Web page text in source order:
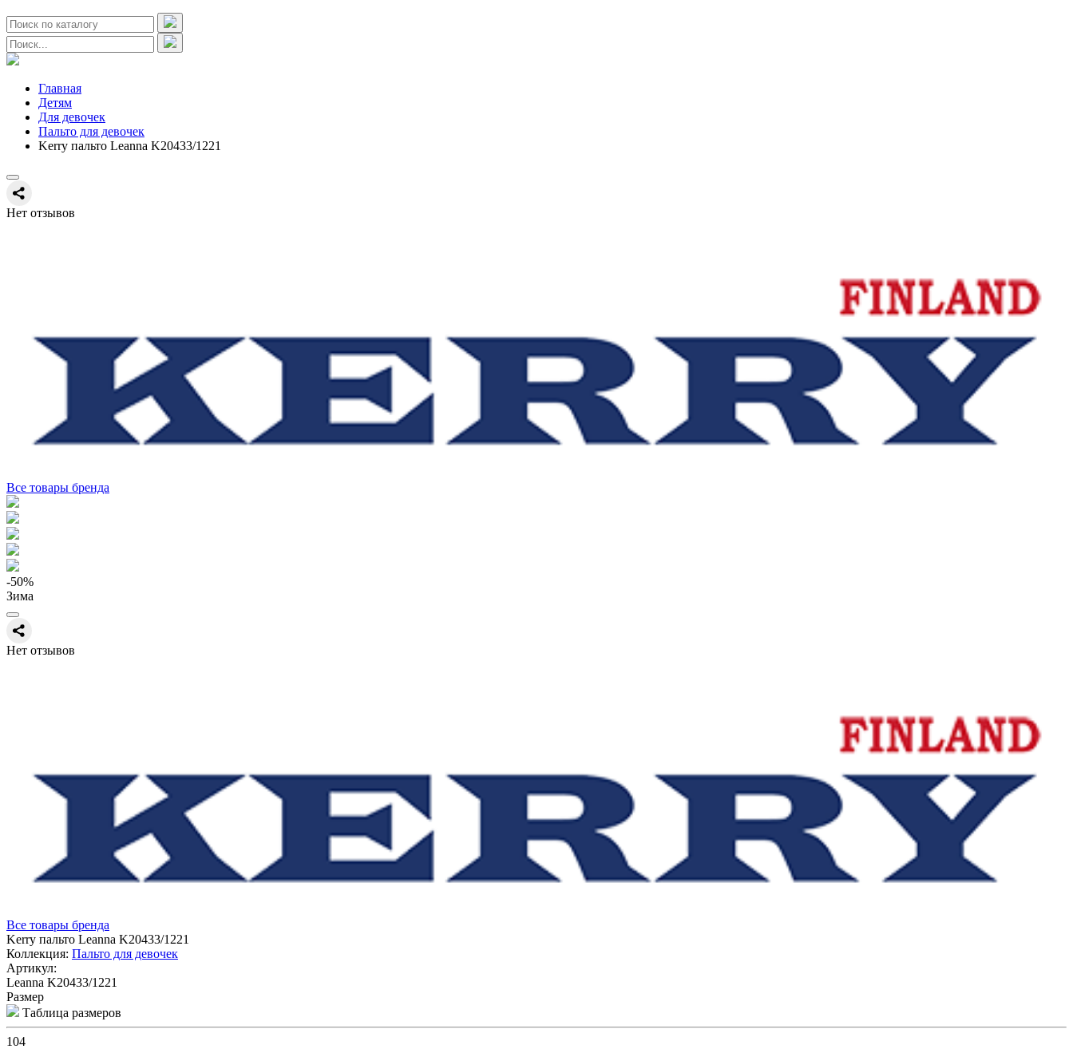
Главная
Детям
Для девочек
Пальто для девочек
Kerry пальто Leanna K20433/1221
Нет отзывов
Все товары бренда
-50%
Зима
Нет отзывов
Все товары бренда
Kerry пальто Leanna K20433/1221
Коллекция: Пальто для девочек
Артикул:
Leanna K20433/1221
Размер
Таблица размеров
104